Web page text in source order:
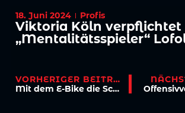
18. Juni 2024 Profis
Viktoria Köln verpflichtet
„Mentalitätsspieler“
VORHERIGER BEITRAG
Mit dem E-Bike die Schäl Sick erkunden – dank Zweirad Prumbaum